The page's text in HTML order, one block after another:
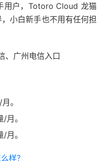
用户，Totoro Cloud 龙猫
小白新手也不用有任何担
、广州电信入口
。
月。
月。
样？